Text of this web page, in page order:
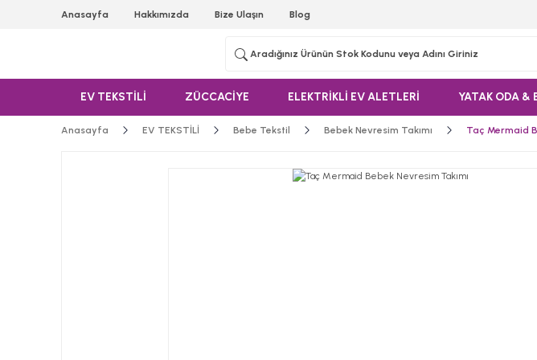
Anasayfa Hakkımızda Bize Ulaşın Blog
EV TEKSTİLİ ZÜCCACİYE ELEKTRİKLİ EV ALETLERİ YATAK ODA &
Anasayfa EV TEKSTİLİ Bebe Tekstil Bebek Nevresim Takımı Taç Mermaid